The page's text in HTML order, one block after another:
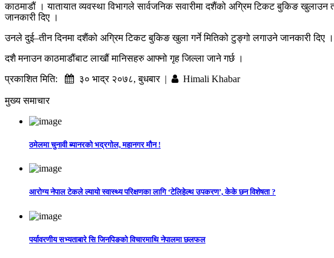
काठमाडौं । यातायात व्यवस्था विभागले सार्वजनिक सवारीमा दशैंको अग्रिम टिकट बुकिङ
जानकारी दिए ।
उनले दुई–तीन दिनमा दशैंको अग्रिम टिकट बुकिङ खुला गर्ने मितिको टुङ्गो लगाउने जानकारी
दशै मनाउन काठमाडौंबाट लाखौं मानिसहरु आफ्नो गृह जिल्ला जाने गर्छ ।
प्रकाशित मिति:
३० भाद्र २०७८, बुधबार | Himali Khabar
मुख्य समाचार
ठमेलमा चुनावी ब्यानरको भद्रगोल, महानगर मौन !
आरोग्य नेपाल टेकले ल्यायो स्वास्थ्य परिक्षणका लागि ‘टेलिहेल्थ उपकरण’, केके छन विशेषता ?
पर्यावरणीय सभ्यताबारे सि जिनपिङको विचारमाथि नेपालमा छलफल